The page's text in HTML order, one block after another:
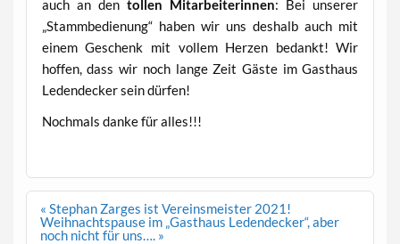
auch an den tollen Mitarbeiterinnen: Bei unserer
„Stammbedienung“ haben wir uns deshalb auch mit
einem Geschenk mit vollem Herzen bedankt! Wir
hoffen, dass wir noch lange Zeit Gäste im Gasthaus
Ledendecker sein dürfen!
Nochmals danke für alles!!!
Beitragsnavigation
« Stephan Zarges ist Vereinsmeister 2021!
Weihnachtspause im „Gasthaus Ledendecker“, aber
noch nicht für uns…. »